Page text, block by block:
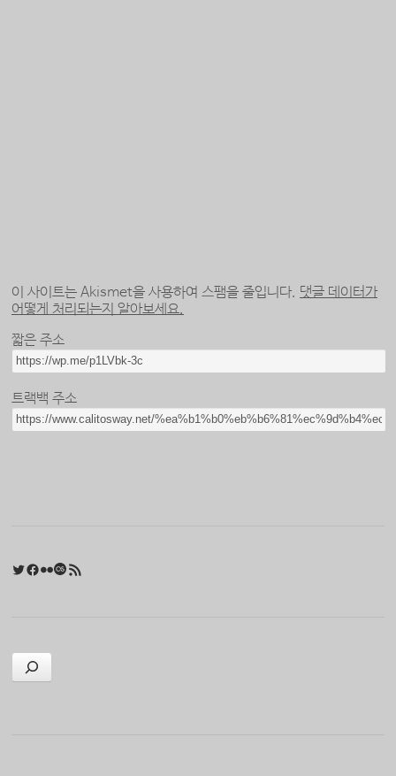
이 사이트는 Akismet을 사용하여 스팸을 줄입니다. 댓글 데이터가
어떻게 처리되는지 알아보세요.
짧은 주소
트랙백 주소
Twitter
Facebook
FlickrLast.fm
검색